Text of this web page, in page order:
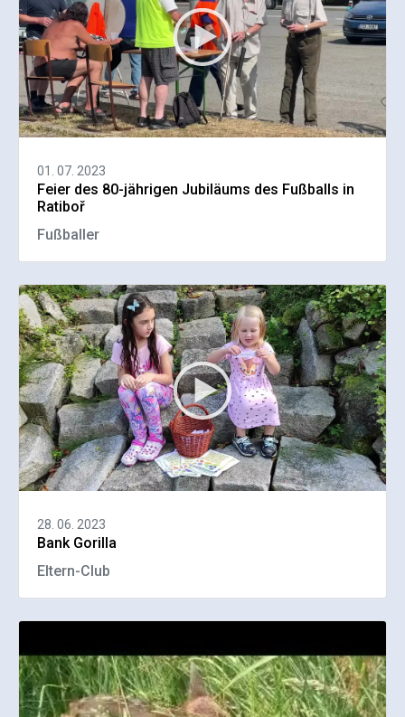
01. 07. 2023
Feier des 80-jährigen Jubiläums des Fußballs in
Ratiboř
Fußballer
28. 06. 2023
Bank Gorilla
Eltern-Club